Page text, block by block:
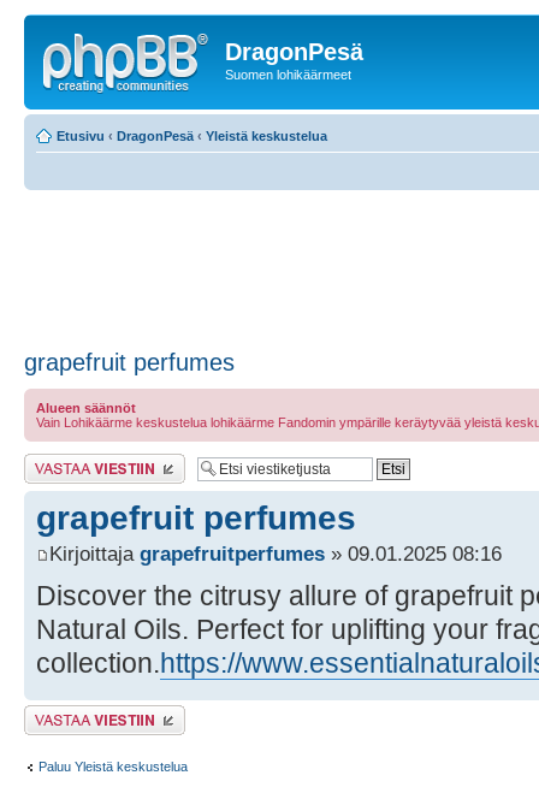
DragonPesä
Suomen lohikäärmeet
Etusivu ‹ DragonPesä ‹ Yleistä keskustelua
grapefruit perfumes
Alueen säännöt
Vain Lohikäärme keskustelua lohikäärme Fandomin ympärille keräytyvää yleistä
Lähetä vastaus
grapefruit perfumes
Kirjoittaja grapefruitperfumes » 09.01.2025 08:16
Discover the citrusy allure of grapefruit
Natural Oils. Perfect for uplifting your
collection.https://
Lähetä vastaus
Paluu Yleistä keskustelua